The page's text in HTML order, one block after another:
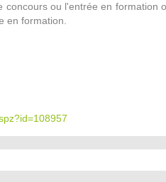
ou l'entrée en formation
en formation.